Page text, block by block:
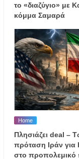
το «διαζύγιο» με
κόμμα Σαμαρά
Home
Πλησιάζει deal –
πρόταση Ιράν για
στο προπολεμικό